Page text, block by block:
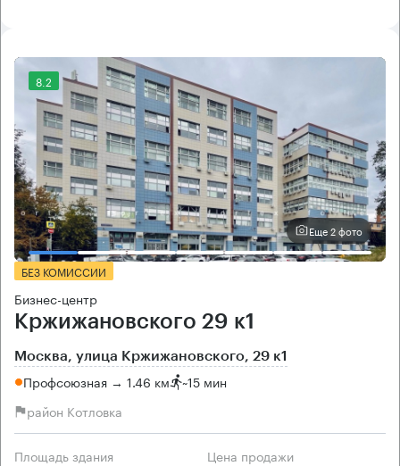
8.2
Еще 2 фото
БЕЗ КОМИССИИ
Бизнес-центр
Кржижановского 29 к1
Москва, улица Кржижановского, 29 к1
Профсоюзная → 1.46 км ~15 мин
район Котловка
Площадь здания Цена продажи